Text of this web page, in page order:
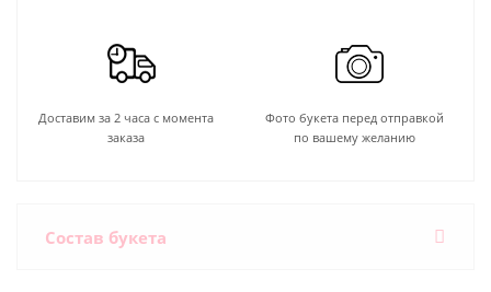
Доставим за 2 часа с момента
заказа
Фото букета перед отправкой
по вашему желанию
Состав букета